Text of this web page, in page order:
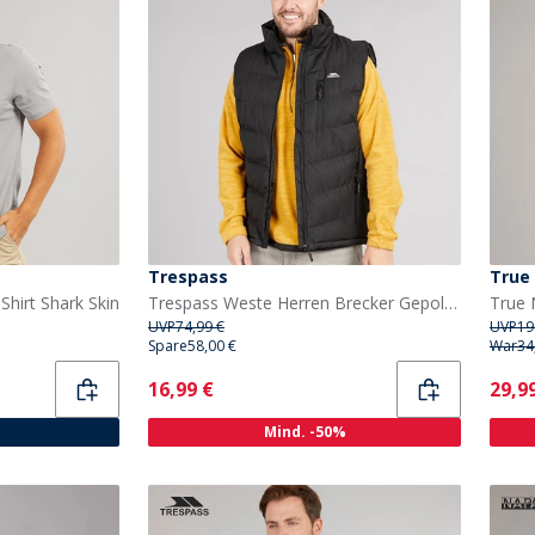
Shark Skin
Trespass
Trespass Weste Herren Brecker Gepolstert Wasserdicht Schwarz
UVP74,99 €
Spare58,00 €
Current
16,99 €
Mind. -50%
True
UVP
War